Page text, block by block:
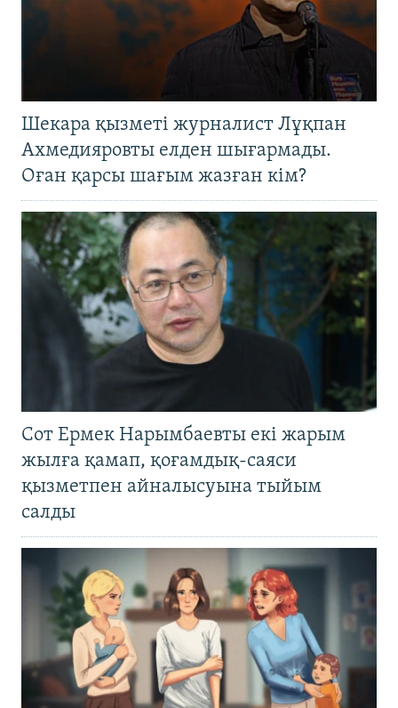
Шекара қызметі журналист Лұқпан
Ахмедияровты елден шығармады.
Оған қарсы шағым жазған кім?
Сот Ермек Нарымбаевты екі жарым
жылға қамап, қоғамдық-саяси
қызметпен айналысуына тыйым
салды